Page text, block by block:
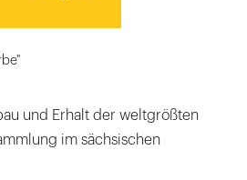
und Erhalt der weltgrößten
im sächsischen